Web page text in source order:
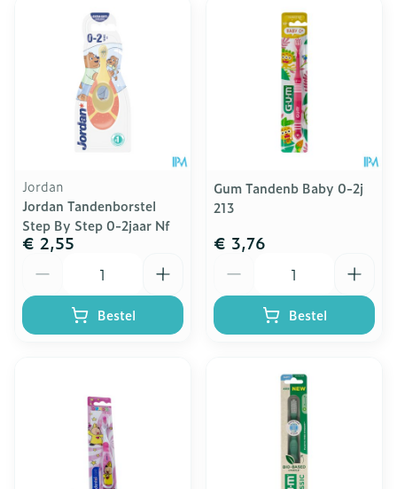
Jordan
Jordan Tandenborstel
Step By Step 0-2jaar Nf
€ 2,55
Bestel
Gum Tandenb Baby 0-2j
213
€ 3,76
Bestel